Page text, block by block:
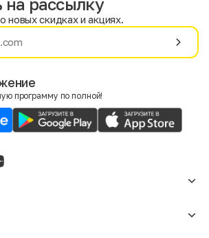
новых скидках и акциях.
программу по полной!